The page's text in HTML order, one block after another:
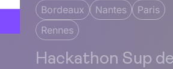
Bordeaux Nantes
Paris
Rennes
Hackathon Sup